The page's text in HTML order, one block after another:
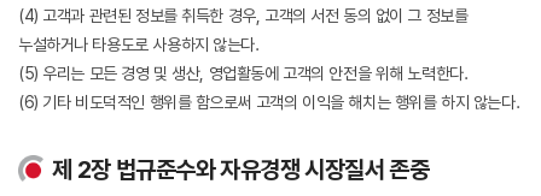
(4) 고객과 관련된 정보를 취득한 경우, 고객의 서전 동의 없이 그 정보를
누설하거나 타용도로 사용하지 않는다.
(5) 우리는 모든 경영 및 생산, 영업활동에 고객의 안전을 위해 노력한다.
(6) 기타 비도덕적인 행위를 함으로써 고객의 이익을 해치는 행위를 하지 않는다.
제 2장 법규준수와 자유경쟁 시장질서 존중